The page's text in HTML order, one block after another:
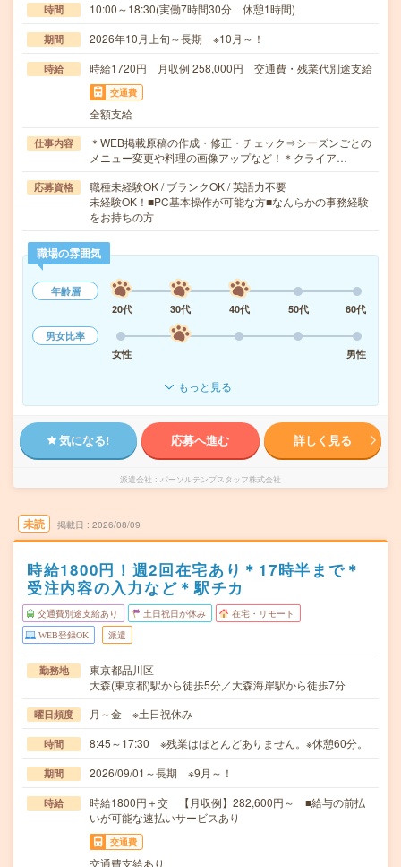
時間 10:00～18:30(実働7時間30分 休憩1時間)
期間 2026年10月上旬～長期 ※10月～！
時給 時給1720円 月収例 258,000円 交通費・残業代別途支給
交通費
全額支給
仕事内容
＊WEB掲載原稿の作成・修正・チェック⇒シーズンごとの
メニュー変更や料理の画像アップなど！＊クライア…
応募資格
職種未経験OK / ブランクOK / 英語力不要
未経験OK！■PC基本操作が可能な方■なんらかの事務経験
をお持ちの方
職場の雰囲気
年齢層
20代
30代 40代 50代
60代
男女比率
女性
男性
もっと見る
気になる! 応募へ進む 詳しく見る
派遣会社 パーソルテンプスタッフ株式会社
未読 掲載日 2026/08/09
時給1800円！週2回在宅あり＊17時半まで＊
受注内容の入力など＊駅チカ
交通費別途支給あり 土日祝日が休み 在宅・リモート
WEB登録OK 派遣
勤務地
東京都品川区
大森(東京都)駅から徒歩5分／大森海岸駅から徒歩7分
曜日頻度 月～金 ※土日祝休み
時間 8:45～17:30 ※残業はほとんどありません。※休憩60分。
期間 2026/09/01～長期 ※9月～！
時給
時給1800円＋交 【月収例】282,600円～ ■給与の前払
いが可能な速払いサービスあり
交通費
交通費支給あり